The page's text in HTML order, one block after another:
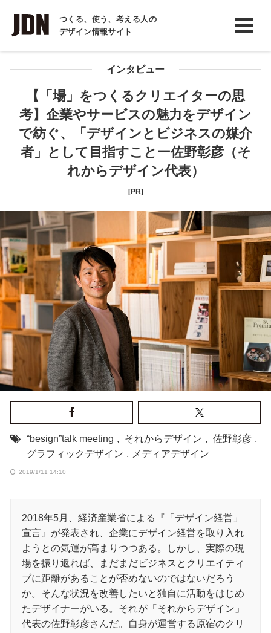
つくる、使う、考える人の
デザイン情報サイト
INTERVIEW
インタビュー
REPORT
COLUMN
コラム
インタビュー
【「場」をつくるクリエイターの思
考】企業やサービスの魅力をデザイン
で紡ぐ、「デザインとビジネスの媒介
者」として目指すことー佐野彰彦（そ
れからデザイン代表）
[PR]
“besign”talk meeting , それからデザイン , 佐野彰彦 ,
グラフィックデザイン , メディアデザイン
2019/1/11 14:10
2018年5月、経済産業省による『「デザイン経営」
宣⾔』が発表され、企業にデザイン経営を取り入れ
ようとの気運が高まりつつある。しかし、実際の現
場を振り返れば、まだまだビジネスとクリエイティ
ブに距離があることが否めないのではないだろう
か。そんな状況を改善したいと独自に活動をはじめ
たデザイナーがいる。それが「それからデザイン」
代表の佐野彰彦さんだ。自身が運営する原宿のクリ